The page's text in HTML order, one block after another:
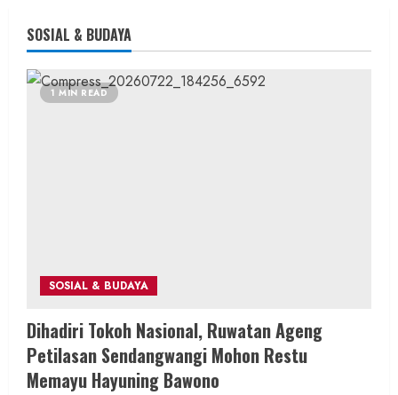
SOSIAL & BUDAYA
1 MIN READ
SOSIAL & BUDAYA
Dihadiri Tokoh Nasional, Ruwatan Ageng
Petilasan Sendangwangi Mohon Restu
Memayu Hayuning Bawono